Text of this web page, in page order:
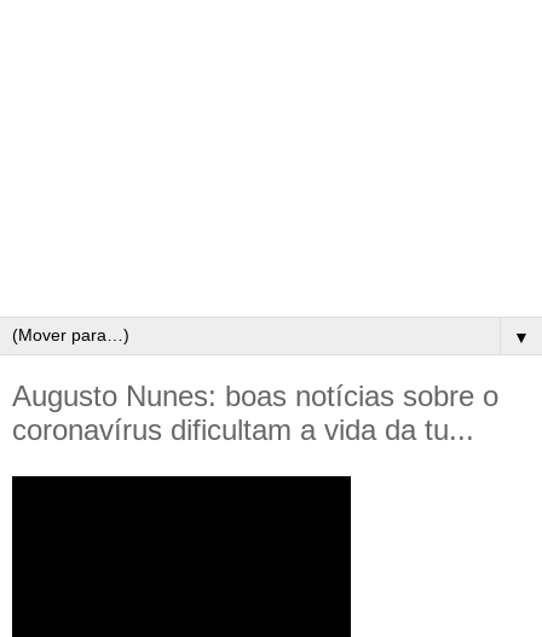
▼
Augusto Nunes: boas notícias sobre o
coronavírus dificultam a vida da tu...